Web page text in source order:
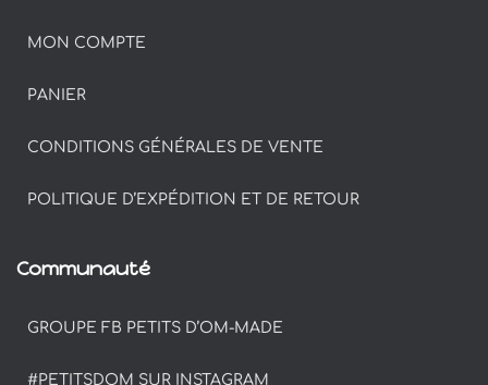
MON COMPTE
PANIER
CONDITIONS GÉNÉRALES DE VENTE
POLITIQUE D’EXPÉDITION ET DE RETOUR
Communauté
GROUPE FB PETITS D’OM-MADE
#PETITSDOM SUR INSTAGRAM